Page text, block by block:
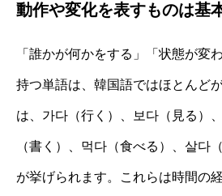
動作や変化を表すものは基
「誰かが何かをする」「状態が変
持つ単語は、韓国語ではほとんど
は、가다（行く）、보다（見る）
（書く）、먹다（食べる）、살다
が挙げられます。これらは時間の